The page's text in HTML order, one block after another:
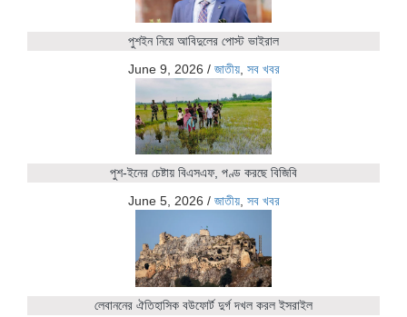
পুশইন নিয়ে আবিদুলের পোস্ট ভাইরাল
June 9, 2026 / জাতীয়, সব খবর
পুশ-ইনের চেষ্টায় বিএসএফ, পণ্ড করছে বিজিবি
June 5, 2026 / জাতীয়, সব খবর
লেবাননের ঐতিহাসিক বউফোর্ট দুর্গ দখল করল ইসরাইল